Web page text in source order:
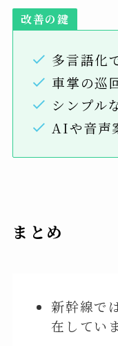
改善の鍵
多言語化
車掌の巡
シンプル
AIや音声
まとめ
新幹線で
在してい